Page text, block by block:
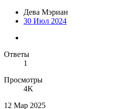
Дева Мэриан
30 Июл 2024
Ответы
1
Просмотры
4K
12 Мар 2025